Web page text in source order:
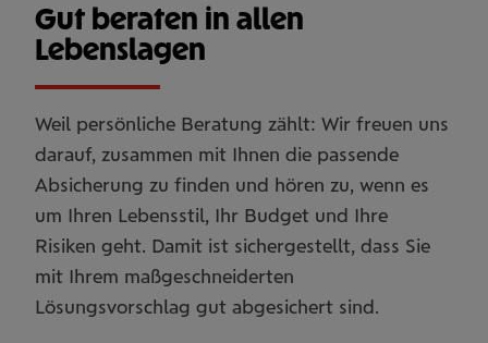
Gut beraten in allen
Lebenslagen
Weil persönliche Beratung zählt: Wir freuen uns
darauf, zusammen mit Ihnen die passende
Absicherung zu finden und hören zu, wenn es
um Ihren Lebensstil, Ihr Budget und Ihre
Risiken geht. Damit ist sichergestellt, dass Sie
mit Ihrem maßgeschneiderten
Lösungsvorschlag gut abgesichert sind.